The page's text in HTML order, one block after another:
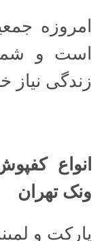
امروزه
است و
زندگی نیاز
انواع
ونک تهران
پارکت و